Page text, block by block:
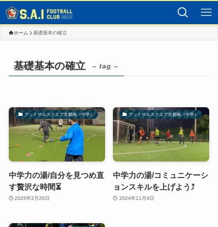
ホーム 基礎基本の確立
基礎基本の確立 – tag –
フットサルスクエア京都南（中学）
中学力の湯/自分を見つめ直
す贅沢な時間⏳
2025年2月20日
フットサルスクエア京都南（中学）
中学力の湯/コミュニケーシ
ョンスキルを上げよう⤴︎
2024年11月4日